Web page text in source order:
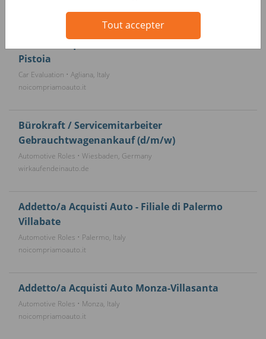
Tout accepter
Pistoia
Car Evaluation • Agliana, Italy
noicompriamoauto.it
Bürokraft / Servicemitarbeiter
Gebrauchtwagenankauf (d/m/w)
Automotive Roles • Wiesbaden, Germany
wirkaufendeinauto.de
Addetto/a Acquisti Auto - Filiale di Palermo
Villabate
Automotive Roles • Palermo, Italy
noicompriamoauto.it
Addetto/a Acquisti Auto Monza-Villasanta
Automotive Roles • Monza, Italy
noicompriamoauto.it